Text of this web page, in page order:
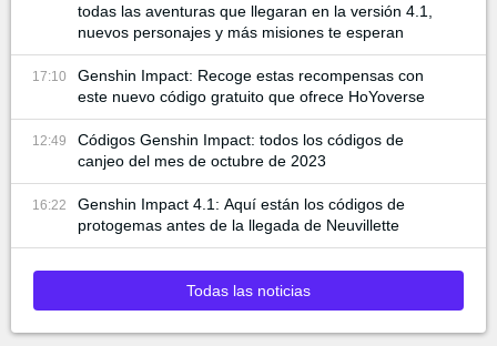
todas las aventuras que llegaran en la versión 4.1,
nuevos personajes y más misiones te esperan
17:10
Genshin Impact: Recoge estas recompensas con
este nuevo código gratuito que ofrece HoYoverse
12:49
Códigos Genshin Impact: todos los códigos de
canjeo del mes de octubre de 2023
16:22
Genshin Impact 4.1: Aquí están los códigos de
protogemas antes de la llegada de Neuvillette
Todas las noticias